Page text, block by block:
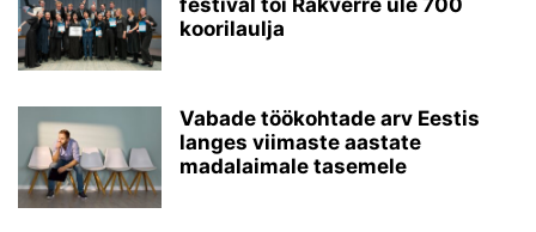
koorilaulja
Vabade töökohtade arv Eestis
langes viimaste aastate
madalaimale tasemele